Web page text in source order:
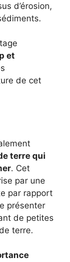
d’érosion,
et
de cet
terre qui
. Cet
par une
par rapport
présenter
de petites
terre.